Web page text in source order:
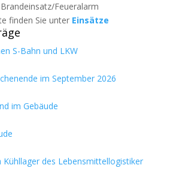
Feueralarm
finden Sie unter Einsätze
S-Bahn und LKW
im September 2026
im Gebäude
des Lebensmittellogistiker